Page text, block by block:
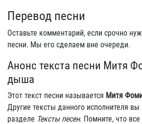
Перевод песни
Оставьте комментарий, если срочно
песни. Мы его сделаем вне очереди.
Анонс текста песни Митя
дыша
Этот текст песни называется Митя
Другие тексты данного исполнителя
разделе Тексты песен. Помните, что